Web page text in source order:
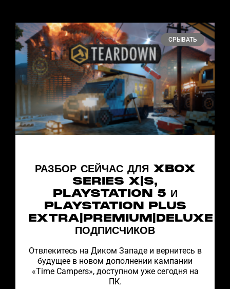
СРЫВАТЬ
РАЗБОР СЕЙЧАС ДЛЯ XBOX
SERIES X|S,
PLAYSTATION 5 И
PLAYSTATION PLUS
EXTRA|PREMIUM|DELUXE
ПОДПИСЧИКОВ
Отвлекитесь на Диком Западе и вернитесь в
будущее в новом дополнении кампании
«Time Campers», доступном уже сегодня на
ПК.